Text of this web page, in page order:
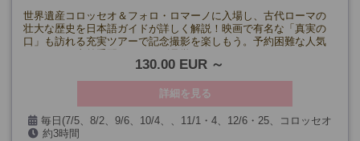
世界遺産コロッセオ＆フォロ・ロマーノに入場し、古代ローマの
壮大な歴史を日本語ガイドが詳しく解説！映画で有名な「真実の
口」も訪れる充実ツアーで記念撮影を楽しもう。予約困難な人気
130.00 EUR
詳細を見る
毎日(7/5、8/2、9/6、10/4、、11/1・4、12/6・25、コロッセオ
無料開放日を除く)
約3時間